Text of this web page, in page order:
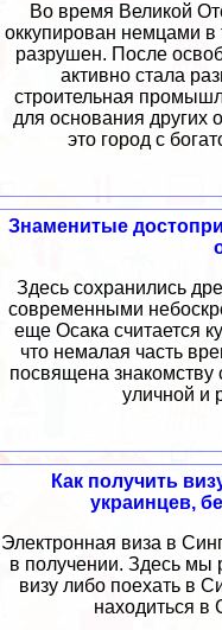
Во время Великой
оккупирован немцами
разрушен. После
активно стала
строительная
для основания других
это город с
Знаменитые
Здесь сохранились
современными
еще Осака считается
что немалая часть
посвящена
уличной и
Как получить
украинцев,
Электронная виза в
в получении. Здесь мы
визу либо поехать в
находиться в